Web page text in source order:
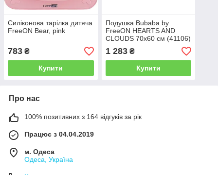
Силіконова тарілка дитяча
FreeON Bear, pink
783 ₴
Купити
Подушка Bubaba by
FreeON HEARTS AND
CLOUDS 70х60 см (41106)
1 283₴
Купити
Про нас
100% позитивних з 164 відгуків за рік
Працює з 04.04.2019
м. Одеса
Одеса, Україна